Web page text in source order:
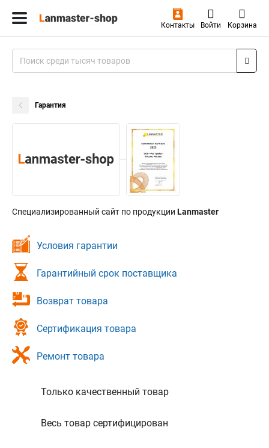
Контакты Войти Корзина
Гарантия
Специализированный сайт по продукции Lanmaster
Условия гарантии
Гарантийный срок поставщика
Возврат товара
Сертификация товара
Ремонт товара
Только качественный товар
Весь товар сертифицирован